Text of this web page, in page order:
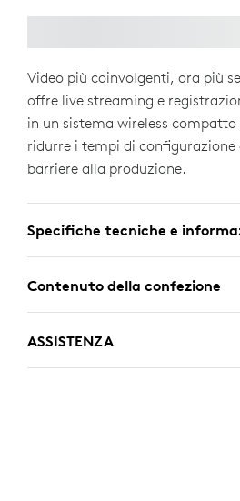
Video più coinvolgenti, ora più
offre live streaming e
in un sistema wireless
ridurre i tempi di configurazione
barriere alla produzione.
Specifiche tecniche e
Contenuto della confezione
ASSISTENZA